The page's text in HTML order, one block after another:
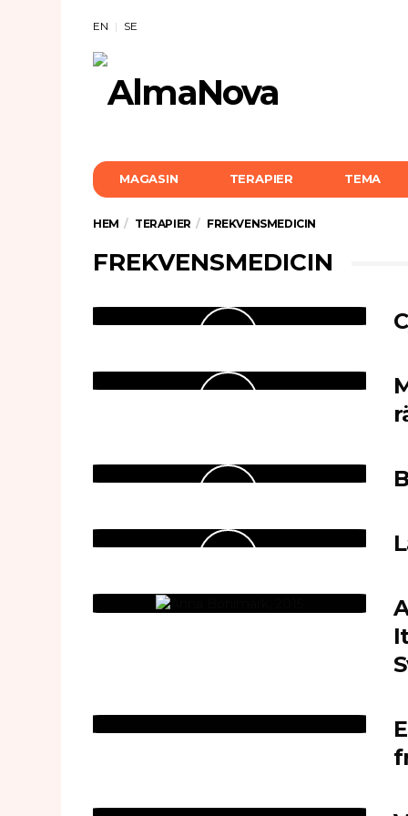
EN SE
MAGASIN TERAPIER TEMA
HEM TERAPIER FREKVENSMEDICIN
FREKVENSMEDICIN